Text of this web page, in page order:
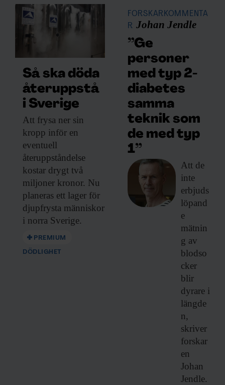
Så ska döda
återuppstå
i Sverige
Att frysa ner sin
kropp inför en
eventuell
återuppståndelse
kostar drygt två
miljoner kronor. Nu
planeras ett lager för
djupfrysta människor
i norra Sverige.
PREMIUM
DÖDLIGHET
FORSKARKOMMENTA
R Johan Jendle
”Ge
personer
med typ 2-
diabetes
samma
teknik som
de med typ
1”
Att de
inte
erbjuds
löpand
e
mätnin
g av
blodso
cker
blir
dyrare i
längde
n,
skriver
forskar
en
Johan
Jendle.